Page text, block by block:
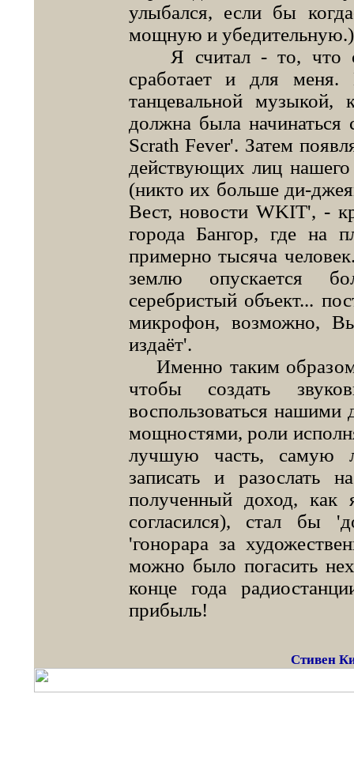
улыбался, если бы
мощную и убедительную.)
Я считал - то, что
сработает и для меня.
танцевальной музыкой,
должна была
Scrath Fever'. Затем
действующих лиц
(никто их больше ди-
Вест, новости WKIT', -
города Бангор, где на
примерно тысяча
землю опускается
серебристый объект...
микрофон, возможно,
издаёт'.
Именно таким образом
чтобы создать
воспользоваться
мощностями, роли
лучшую часть,
записать и разослать
полученный доход, как
согласился), стал бы
'гонорара за
можно было погасить
конце года
прибыль!
Стивен